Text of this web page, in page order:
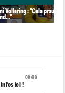
Vollering : "Cela prouve
08/08
ici !